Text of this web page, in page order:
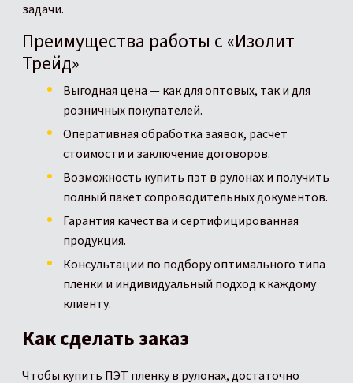
задачи.
Преимущества работы с «Изолит
Трейд»
Выгодная цена — как для оптовых, так и для
розничных покупателей.
Оперативная обработка заявок, расчет
стоимости и заключение договоров.
Возможность купить пэт в рулонах и получить
полный пакет сопроводительных документов.
Гарантия качества и сертифицированная
продукция.
Консультации по подбору оптимального типа
пленки и индивидуальный подход к каждому
клиенту.
Как сделать заказ
Чтобы купить ПЭТ пленку в рулонах, достаточно